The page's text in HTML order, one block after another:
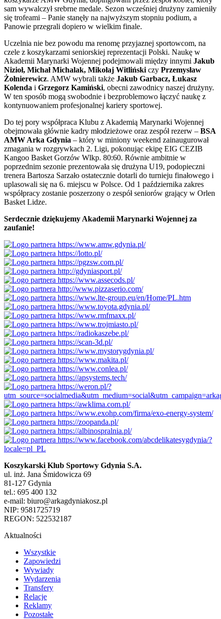
sam wywalczył srebrne medale. Sezon wcześniej drużyny zamieniły
się trofeami – Panie stanęły na najwyższym stopniu podium, a
Panowie przegrali dopiero w wielkim finale.
Uczelnia nie bez powodu ma renomę przyjaznej sportowcom, na
czele z koszykarzami seniorskiej reprezentacji Polski. Naukę w
Akademii Marynarki Wojennej podejmowali między innymi Jakub
Nizioł, Michał Michalak, Mikołaj Witliński czy Przemysław
Żołnierewicz. AMW wybrali także Jakub Garbacz, Łukasz
Kolenda i Grzegorz Kamiński, obecni zawodnicy naszej drużyny.
W ten sposób mogą swobodnie i bezproblemowo łączyć naukę z
kontynuowaniem profesjonalnej kariery sportowej.
Do tej pory współpraca Klubu z Akademią Marynarki Wojennej
obejmowała głównie kadry młodzieżowe oraz zespół rezerw – BSA
AMW Arka Gdynia – który w miniony weekend zainaugurował
zmagania w rozgrywkach 2. Ligi, pokonując ekipę EIG CEZIB
Kangoo Basket Gorzów Wlkp. 80:60. Równie ambitnie w
poprzednim sezonie prezentowała się drużyna U19, podopieczni
trenera Bartosza Sarzało ostatecznie dotarli do turnieju finałowego i
uplasowali się na 6. miejscu w Polsce. Od 1 października zakres
współpracy zostanie poszerzony o zespół seniorów grający w Orlen
Basket Lidze.
Serdecznie dziękujemy Akademii Marynarki Wojennej za
zaufanie!
Koszykarski Klub Sportowy Gdynia S.A.
ul. inż. Jana Śmidowicza 69
81-127 Gdynia
tel.: 695 400 132
e-mail: biuro@arkagdyniakosz.pl
NIP: 9581725719
REGON: 522532187
Aktualności
Wszystkie
Zapowiedzi
Wywiady
Wydarzenia
Transfery
Relacje
Reklamy
Pozostałe